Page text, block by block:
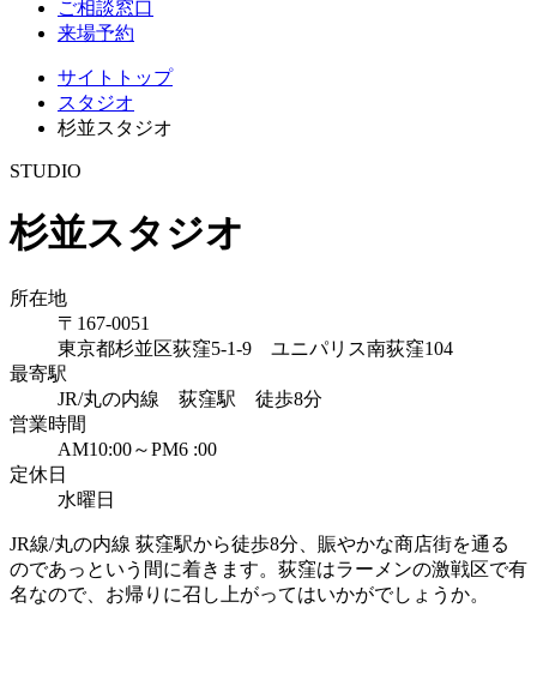
ご相談窓口
来場予約
サイトトップ
スタジオ
杉並スタジオ
STUDIO
杉並スタジオ
所在地
〒167-0051
東京都杉並区荻窪5-1-9 ユニパリス南荻窪104
最寄駅
JR/丸の内線 荻窪駅 徒歩8分
営業時間
AM10:00～PM6 :00
定休日
水曜日
JR線/丸の内線 荻窪駅から徒歩8分、賑やかな商店街を通る
のであっという間に着きます。荻窪はラーメンの激戦区で有
名なので、お帰りに召し上がってはいかがでしょうか。